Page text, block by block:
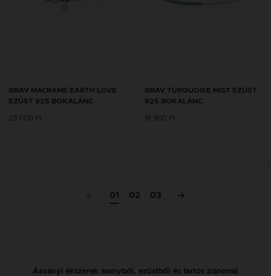
GRAV MACRAME EARTH LOVE
EZÜST 925 BOKALÁNC
29 000 Ft
GRAV TURQUOISE MIST EZÜST
925 BOKALÁNC
18 900 Ft
01 02 03
Ásványi ékszerek aranyból, ezüstből és tartós zsinórral